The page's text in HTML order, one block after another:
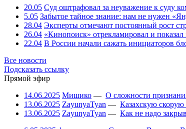
20.05 Суд оштрафовал за неуважение к суду
5.05 Забытое тайное знание: нам не нужен
28.04 Эксперты отмечают постоянный рост
26.04 «Кинопоиск» отрекламировал и
22.04 В России начали сажать инициаторов
Все новости
Подсказать ссылку
Прямой эфир
14.06.2025 Мишико — О сложности
13.06.2025 ZayunyaTyan — Казахскую
13.06.2025 ZayunyaTyan — Как не надо